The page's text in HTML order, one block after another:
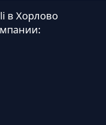
в Хорлово